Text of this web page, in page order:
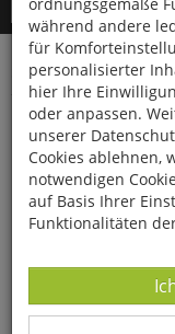
Startseite Bücher
Was
während andere
für
personalisierter
hier Ihre
oder anpassen.
unserer
Cookies ablehnen,
notwendigen
auf Basis Ihrer
Funktionalitäten